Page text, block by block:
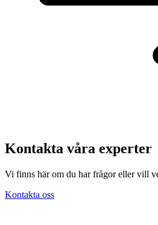
Kontakta våra experter
Vi finns här om du har frågor eller vill
Kontakta oss